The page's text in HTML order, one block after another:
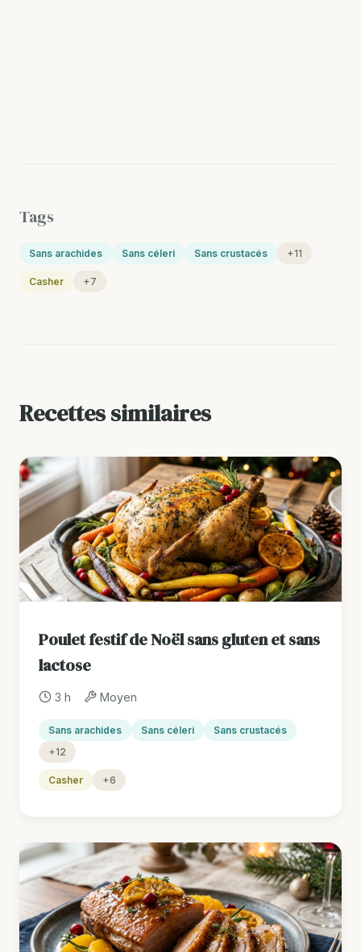
Tags
Sans arachides Sans céleri Sans crustacés +11
Casher +7
Recettes similaires
Poulet festif de Noël sans gluten et sans
lactose
3 h Moyen
Sans arachides Sans céleri
Sans crustacés
+12
Casher +6